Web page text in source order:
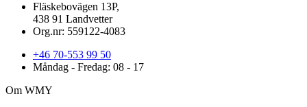
Fläskebovägen 13P,
438 91 Landvetter
Org.nr: 559122-4083
+46 70-553 99 50
Måndag - Fredag: 08 - 17
Om WMY